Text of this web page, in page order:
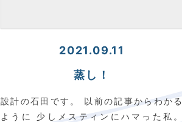
2021.09.11
蒸し！
設計の石田です。 以前の記事からわかる
ように 少しメスティンにハマった私。